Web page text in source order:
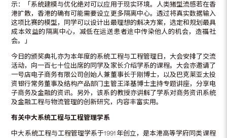
示：「系统建模与优化绝对可以应用于现实环境。人类猪型流感若在香
港扩散，香港的确有可能需要设立更多隔离中心。透过将真实数据输入
这项比赛的模型，同学可以设计出最理想的解决方案，选定和规划最具
成本效益的隔离中心，减低在运送患者途中传染他人的机会，造福社
会。」
今日的颁奖典礼亦为本年度的系统工程与工程管理日，大会安排了交流
活动，向一百七十位出席的同学及家长介绍学系的课程。大会亦邀请了
一号店电子商务有限公司创始人兼董事长于刚博士，以及巴克莱亚太投
资银行常务董事及结构产品部门主管王泽基博士主持专题讲座，分享电
子商务及金融的资讯。另外，该系的教授亦讲解了学系对商务资讯系统
及金融工程与物流管理的创新研究，内容丰富实用。
有关中大系统工程与工程管理学系
中大系统工程与工程管理学系于1991年创立，是本港高等学府同类课程